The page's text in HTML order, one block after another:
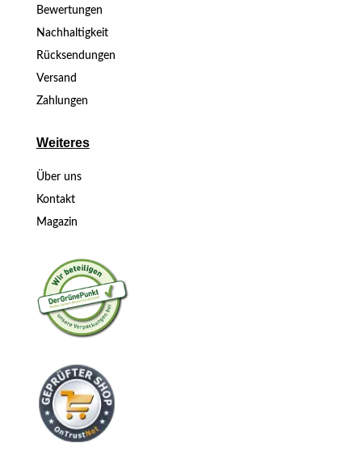
Bewertungen
Nachhaltigkeit
Rücksendungen
Versand
Zahlungen
Weiteres
Über uns
Kontakt
Magazin